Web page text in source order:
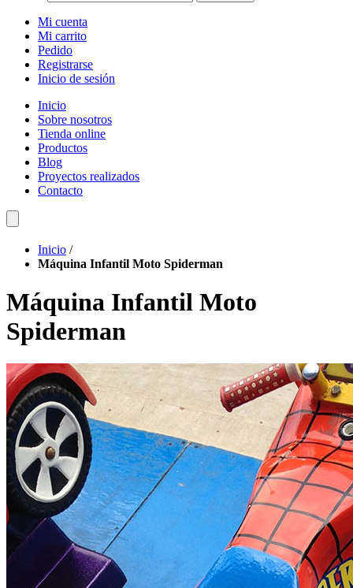
Mi cuenta
Mi carrito
Pedido
Registrarse
Inicio de sesión
Inicio
Sobre nosotros
Tienda online
Productos
Blog
Proyectos realizados
Contacto
Inicio /
Máquina Infantil Moto Spiderman
Máquina Infantil Moto
Spiderman